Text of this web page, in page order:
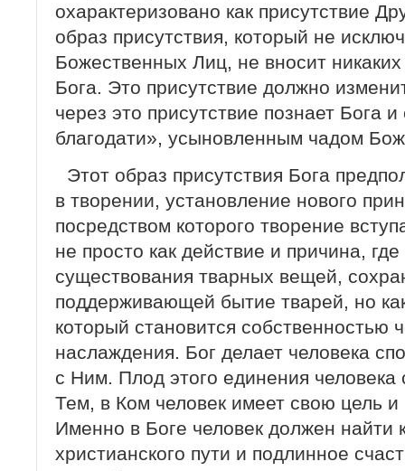
охарактеризовано как присутствие
образ присутствия, который не
Божественных Лиц, не вносит
Бога. Это присутствие должно
через это присутствие познает Бога
благодати», усыновленным чадом
Этот образ присутствия Бога
в творении, установление нового
посредством которого творение
не просто как действие и причина,
существования тварных вещей,
поддерживающей бытие тварей, но
который становится собственностью
наслаждения. Бог делает человека
с Ним. Плод этого единения человека
Тем, в Ком человек имеет свою цель и
Именно в Боге человек должен найти
христианского пути и подлинное